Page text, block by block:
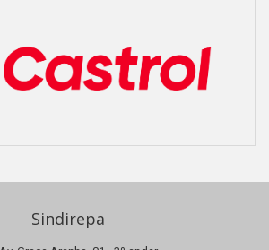
Sindirepa